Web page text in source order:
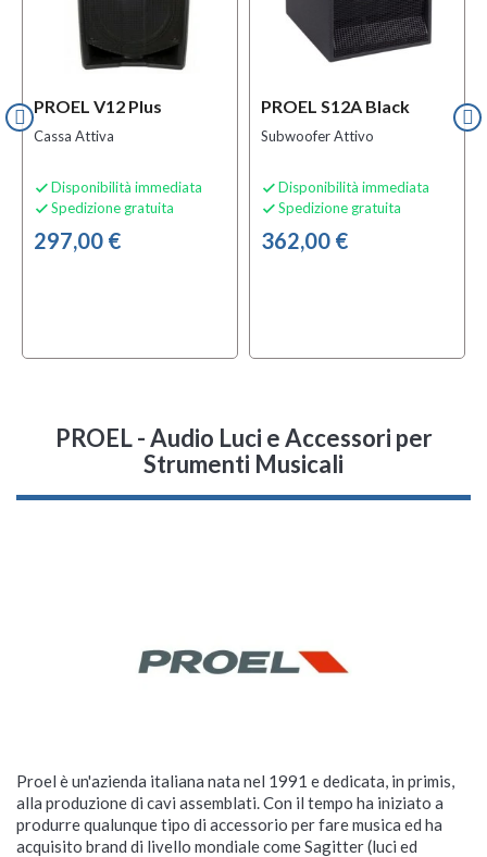
PROEL V12 Plus
Cassa Attiva
 Disponibilità immediata
 Spedizione gratuita
297,00 €
PROEL S12A Black
Subwoofer Attivo
 Disponibilità immediata
 Spedizione gratuita
362,00 €
PROEL - Audio Luci e Accessori per
Strumenti Musicali
Proel è un'azienda italiana nata nel 1991 e dedicata, in primis,
alla produzione di cavi assemblati. Con il tempo ha iniziato a
produrre qualunque tipo di accessorio per fare musica ed ha
acquisito brand di livello mondiale come Sagitter (luci ed